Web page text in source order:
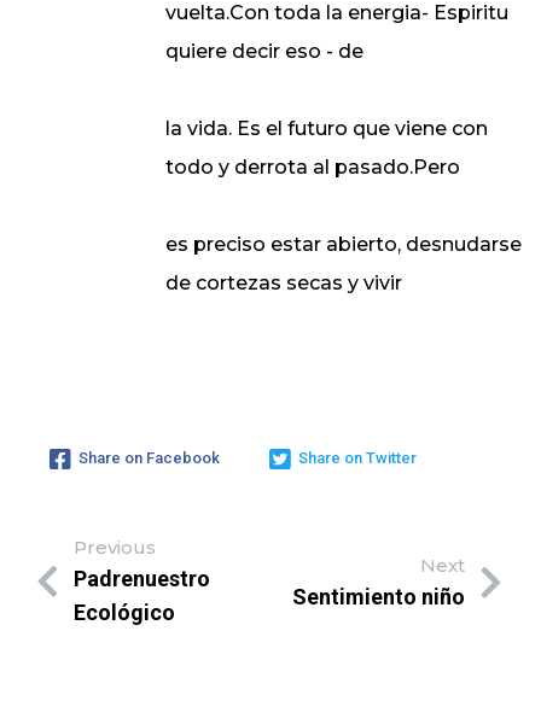
vuelta.Con toda la energia- Espiritu
quiere decir eso - de
la vida. Es el futuro que viene con
todo y derrota al pasado.Pero
es preciso estar abierto, desnudarse
de cortezas secas y vivir
Share on Facebook Share on Twitter
Previous
Padrenuestro
Ecológico
Next
Sentimiento niño